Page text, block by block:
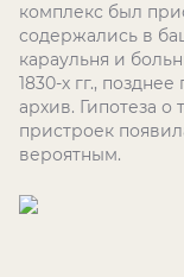
комплекс был
содержались в
караульня и
1830-х гг.,
архив. Гипотеза о
пристроек
вероятным.